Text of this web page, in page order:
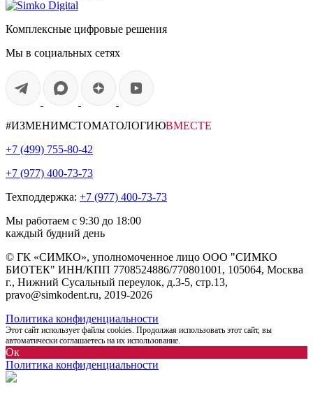
Комплексные цифровые решения
Мы в социальных сетях
#ИЗМЕНИМСТОМАТОЛОГИЮВМЕСТЕ
+7 (499) 755-80-42
+7 (977) 400-73-73
Техподдержка: +7 (977) 400-73-73
Мы работаем с 9:30 до 18:00
каждый будний день
© ГК «СИМКО», уполномоченное лицо ООО "СИМКО
БИОТЕК" ИНН/КПП 7708524886/770801001, 105064, Москва
г., Нижний Сусальный переулок, д.3-5, стр.13,
pravo@simkodent.ru, 2019-2026
Политика конфиденциальности
Этот сайт использует файлы cookies. Продолжая использовать этот сайт, вы
автоматически соглашаетесь на их использование.
Ок
Политика конфиденциальности